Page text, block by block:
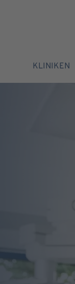
KLINIKEN